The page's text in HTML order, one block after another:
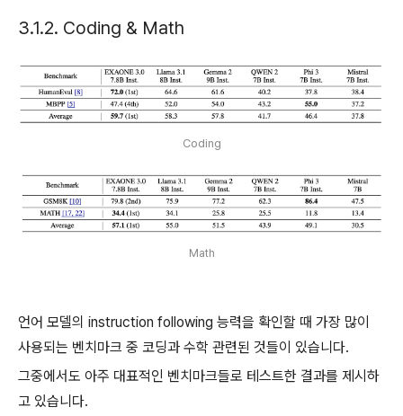
3.1.2. Coding & Math
Coding
Math
언어 모델의 instruction following 능력을 확인할 때 가장 많이
사용되는 벤치마크 중 코딩과 수학 관련된 것들이 있습니다.
그중에서도 아주 대표적인 벤치마크들로 테스트한 결과를 제시하
고 있습니다.